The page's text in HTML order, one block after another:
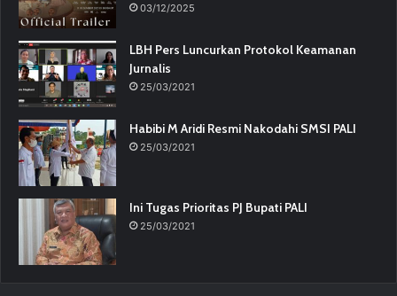
03/12/2025
LBH Pers Luncurkan Protokol Keamanan
Jurnalis
25/03/2021
Habibi M Aridi Resmi Nakodahi SMSI PALI
25/03/2021
Ini Tugas Prioritas PJ Bupati PALI
25/03/2021